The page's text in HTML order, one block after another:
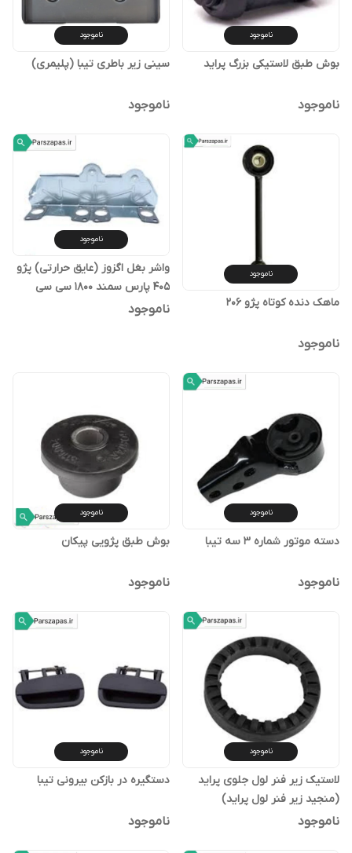
ناموجود
بوش طبق لاستیکی بزرگ پراید
ناموجود
ناموجود
سینی زیر باطری تیبا (پلیمری)
ناموجود
ناموجود
ماهک دنده کوتاه پژو 206
ناموجود
ناموجود
واشر بغل اگزوز (عایق حرارتی) پژو
405 پارس سمند 1800 سی سی
ناموجود
ناموجود
دسته موتور شماره 3 سه تیبا
ناموجود
ناموجود
بوش طبق پژویی پیکان
ناموجود
ناموجود
لاستیک زیر فنر لول جلوی پراید
(منجید زیر فنر لول پراید)
ناموجود
ناموجود
دستگیره در بازکن بیرونی تیبا
ناموجود